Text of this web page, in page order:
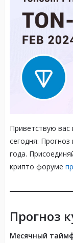
Приветствую вас
сегодня:
года.
крипто форуме
Прогноз
Месячный